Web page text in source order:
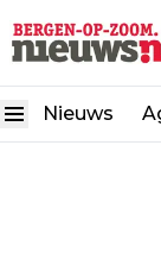
Nieuws